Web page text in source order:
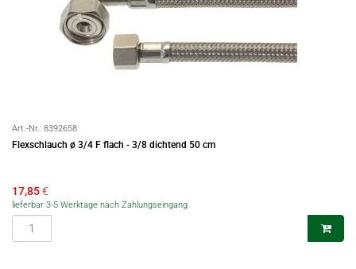
Art.-Nr.: 8392658
Flexschlauch ø 3/4 F flach - 3/8 dichtend 50 cm
17,85€
lieferbar 3-5 Werktage nach Zahlungseingang